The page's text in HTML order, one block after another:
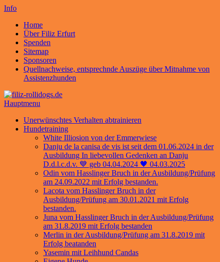
Info
Home
Über Filiz Erfurt
Spenden
Sitemap
Sponsoren
Quellnachweise, entsprechnde Auszüge über Mitnahme von
Assistenzhunden
Hauptmenu
Unerwünschtes Verhalten abtrainieren
Hundetraining
White Illiosion von der Emmerwiese
Danju de la canisa de vis ist seit dem 01.06.2024 in der
Ausbildung In liebevollen Gedenken an Danju
D.d.l.c.d.v. 💙 geb 04.04.2024 🖤 04.03.2025
Odin vom Hasslinger Bruch in der Ausbildung/Prüfung
am 24.09.2022 mit Erfolg bestanden.
Lacota vom Hasslinger Bruch in der
Ausbildung/Prüfung am 30.01.2021 mit Erfolg
bestanden.
Juna vom Hasslinger Bruch in der Ausbildung/Prüfung
am 31.8.2019 mit Erfolg bestanden
Merlin in der Ausbildung/Prüfung am 31.8.2019 mit
Erfolg beatanden
Yasemin mit Leihhund Candas